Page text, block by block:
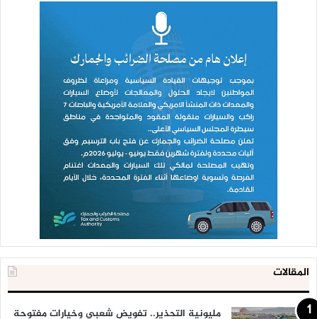
المقالات
مليونية التحذير.. تفويض شعبي وخيارات مفتوحة